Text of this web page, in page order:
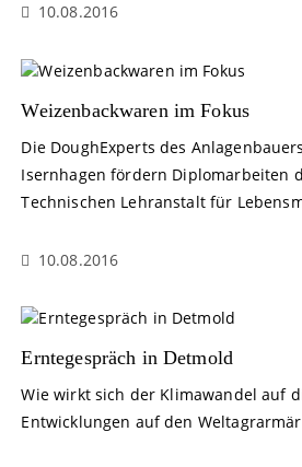
10.08.2016
Weizenbackwaren im Fokus
Die DoughExperts des
Isernhagen fördern Diplomarbeiten
Technischen Lehranstalt für
10.08.2016
Erntegespräch in Detmold
Wie wirkt sich der Klimawandel auf
Entwicklungen auf den